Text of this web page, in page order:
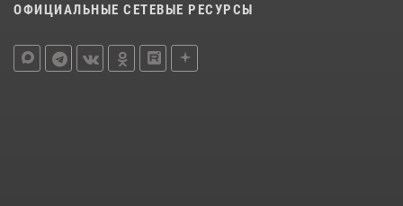
ОФИЦИАЛЬНЫЕ СЕТЕВЫЕ РЕСУРСЫ